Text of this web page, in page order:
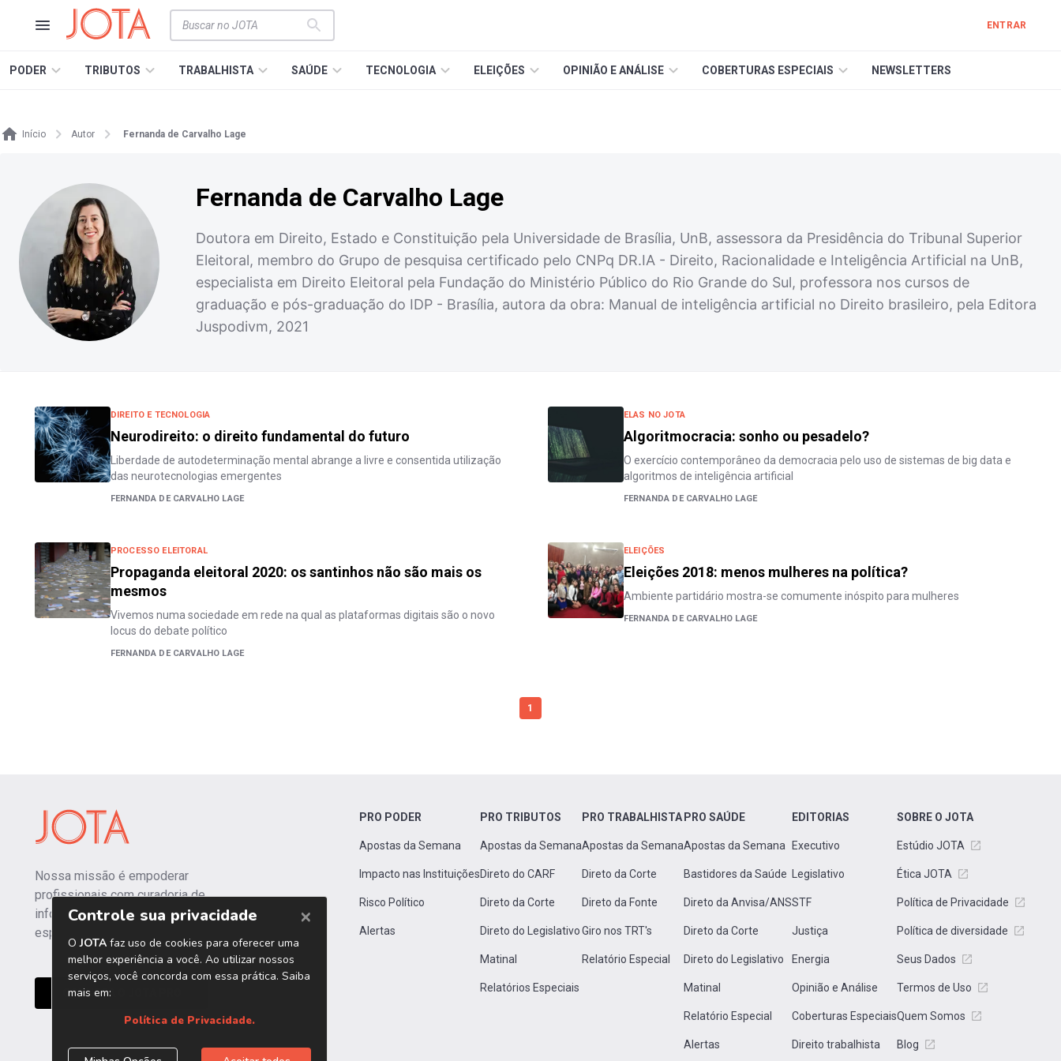
ENTRAR
PODER TRIBUTOS TRABALHISTA SAÚDE TECNOLOGIA ELEIÇÕES OPINIÃO E ANÁLISE COBERTURAS ESPECIAIS NEWSLETTERS
Início Autor Fernanda de Carvalho Lage
Fernanda de Carvalho Lage
Doutora em Direito, Estado e Constituição pela Universidade de Brasília, UnB, assessora da Presidência do Tribunal Superior
Eleitoral, membro do Grupo de pesquisa certificado pelo CNPq DR.IA - Direito, Racionalidade e Inteligência Artificial na UnB,
especialista em Direito Eleitoral pela Fundação do Ministério Público do Rio Grande do Sul, professora nos cursos de
graduação e pós-graduação do IDP - Brasília, autora da obra: Manual de inteligência artificial no Direito brasileiro, pela Editora
Juspodivm, 2021
DIREITO E TECNOLOGIA
Neurodireito: o direito fundamental do futuro
Liberdade de autodeterminação mental abrange a livre e consentida utilização
das neurotecnologias emergentes
FERNANDA DE CARVALHO LAGE
ELAS NO JOTA
Algoritmocracia: sonho ou pesadelo?
O exercício contemporâneo da democracia pelo uso de sistemas de big data e
algoritmos de inteligência artificial
FERNANDA DE CARVALHO LAGE
PROCESSO ELEITORAL
Propaganda eleitoral 2020: os santinhos não são mais os
mesmos
Vivemos numa sociedade em rede na qual as plataformas digitais são o novo
locus do debate político
FERNANDA DE CARVALHO LAGE
ELEIÇÕES
Eleições 2018: menos mulheres na política?
Ambiente partidário mostra-se comumente inóspito para mulheres
FERNANDA DE CARVALHO LAGE
1
Nossa missão é empoderar
profissionais com curadoria de
informações independentes e
especializadas.
CONHEÇA O JOTA PRO
PRO PODER
Apostas da Semana
Impacto nas Instituições
Risco Político
Alertas
PRO TRIBUTOS
Apostas da Semana
Direto do CARF
Direto da Corte
Direto do Legislativo
Matinal
Relatórios Especiais
PRO TRABALHISTA
Apostas da Semana
Direto da Corte
Direto da Fonte
Giro nos TRT's
Relatório Especial
PRO SAÚDE
Apostas da Semana
Bastidores da Saúde
Direto da Anvisa/ANS
Direto da Corte
Direto do Legislativo
Matinal
Relatório Especial
Alertas
EDITORIAS
Executivo
Legislativo
STF
Justiça
Energia
Opinião e Análise
Coberturas Especiais
Direito trabalhista
SOBRE O JOTA
Estúdio JOTA
Ética JOTA
Política de Privacidade
Política de diversidade
Seus Dados
Termos de Uso
Quem Somos
Blog